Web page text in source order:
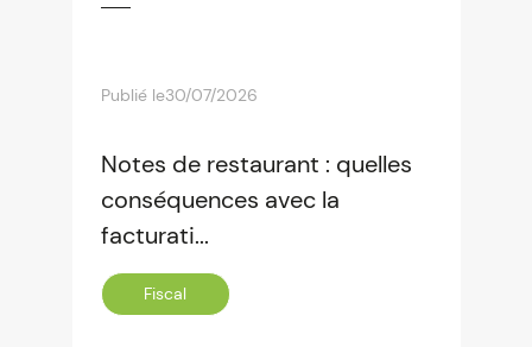
Publié le30/07/2026
Notes de restaurant : quelles
conséquences avec la
facturati...
Fiscal